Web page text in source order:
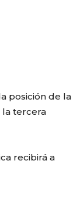
posición de la
la tercera
recibirá a